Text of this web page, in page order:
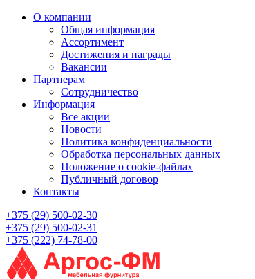
О компании
Общая информация
Ассортимент
Достижения и награды
Вакансии
Партнерам
Сотрудничество
Информация
Все акции
Новости
Политика конфиденциальности
Обработка персональных данных
Положение о cookie-файлах
Публичный договор
Контакты
+375 (29) 500-02-30
+375 (29) 500-02-31
+375 (222) 74-78-00